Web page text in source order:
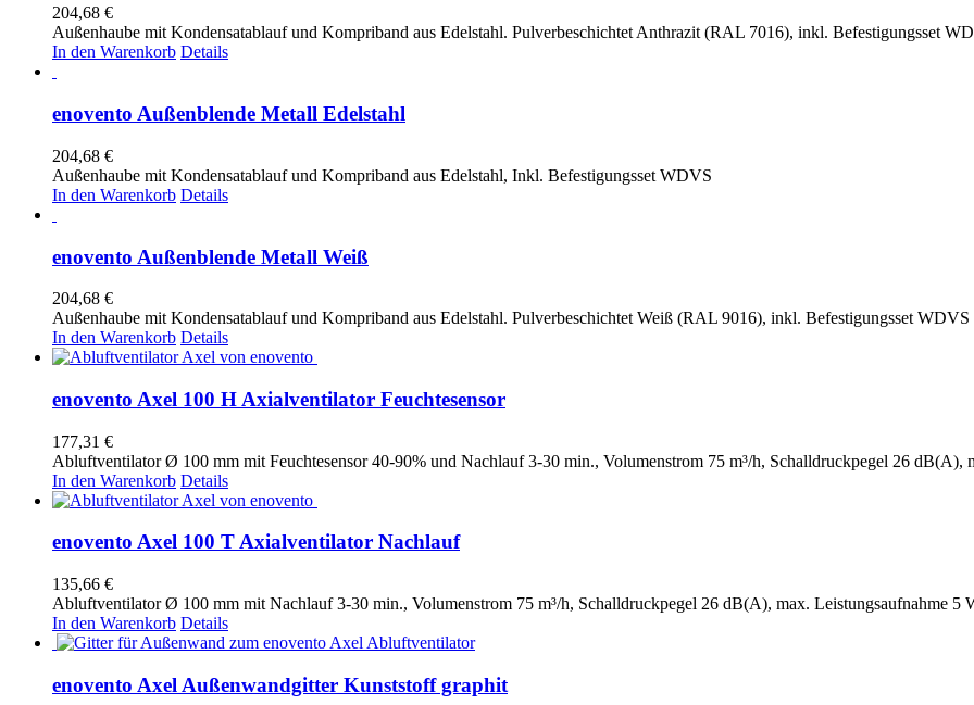
204,68 €
Außenhaube mit Kondensatablauf und Kompriband aus Edelstahl. Pulverbeschichtet Anthrazit (RAL 7016), inkl. Befestigungsset
In den Warenkorb Details
enovento Außenblende Metall Edelstahl
204,68 €
Außenhaube mit Kondensatablauf und Kompriband aus Edelstahl, Inkl. Befestigungsset WDVS
In den Warenkorb Details
enovento Außenblende Metall Weiß
204,68 €
Außenhaube mit Kondensatablauf und Kompriband aus Edelstahl. Pulverbeschichtet Weiß (RAL 9016), inkl. Befestigungsset WDVS
In den Warenkorb Details
enovento Axel 100 H Axialventilator Feuchtesensor
177,31 €
Abluftventilator Ø 100 mm mit Feuchtesensor 40-90% und Nachlauf 3-30 min., Volumenstrom 75 m³/h, Schalldruckpegel 26 dB(A),
In den Warenkorb Details
enovento Axel 100 T Axialventilator Nachlauf
135,66 €
Abluftventilator Ø 100 mm mit Nachlauf 3-30 min., Volumenstrom 75 m³/h, Schalldruckpegel 26 dB(A), max. Leistungsaufnahme 5
In den Warenkorb Details
enovento Axel Außenwandgitter Kunststoff graphit